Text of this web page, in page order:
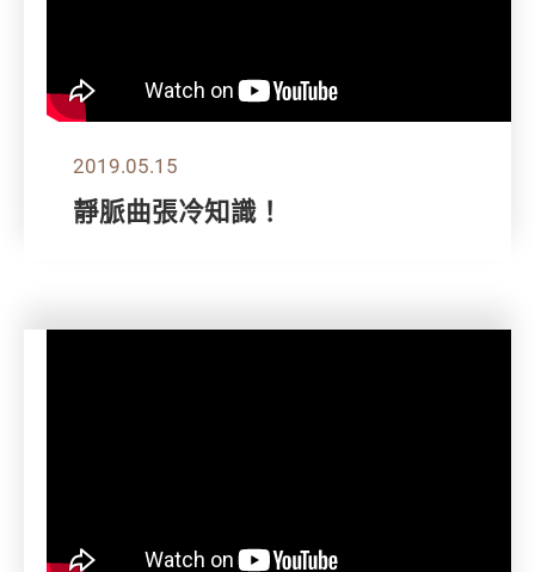
2019.05.15
靜脈曲張冷知識！